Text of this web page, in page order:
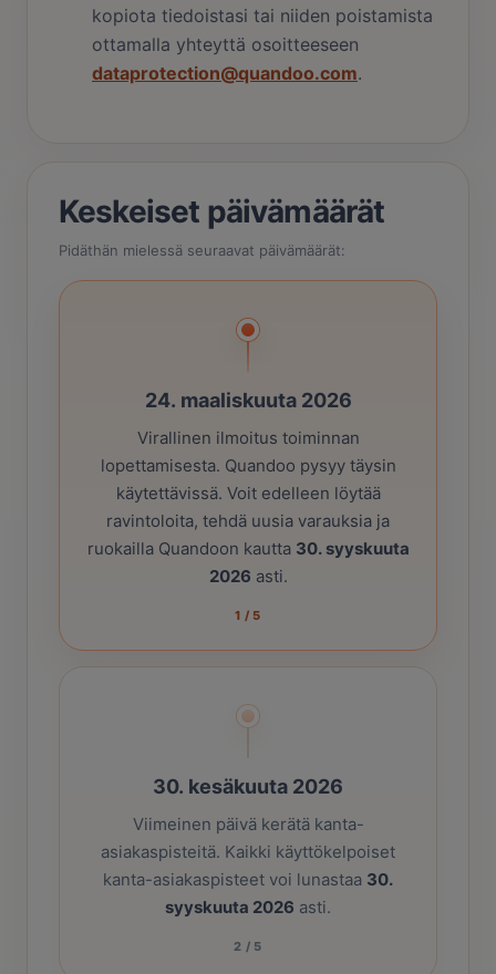
kopiota tiedoistasi tai niiden poistamista
ottamalla yhteyttä osoitteeseen
dataprotection@quandoo.com.
Keskeiset päivämäärät
Pidäthän mielessä seuraavat päivämäärät:
24. maaliskuuta 2026
Virallinen ilmoitus toiminnan
lopettamisesta. Quandoo pysyy täysin
käytettävissä. Voit edelleen löytää
ravintoloita, tehdä uusia varauksia ja
ruokailla Quandoon kautta 30. syyskuuta
2026 asti.
1 / 5
30. kesäkuuta 2026
Viimeinen päivä kerätä kanta-
asiakaspisteitä. Kaikki käyttökelpoiset
kanta-asiakaspisteet voi lunastaa 30.
syyskuuta 2026 asti.
2 / 5